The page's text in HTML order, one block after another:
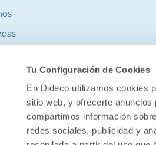
Tu Configuración de Cookies
En Dideco utilizamos cookies
sitio web, y ofrecerte
compartimos información
redes sociales, publicidad y
Dideco